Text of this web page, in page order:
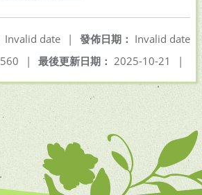
發佈日期： Invalid date
Invalid date
|
最後更新日期： 2025-10-21 |
560 |